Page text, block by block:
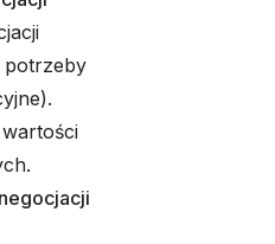
potrzeby